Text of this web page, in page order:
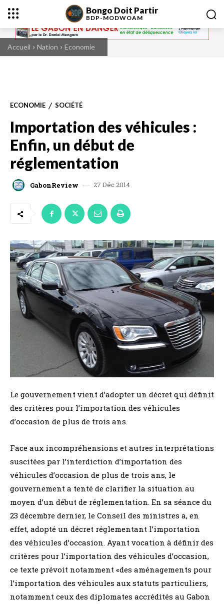
Bongo Doit Partir
BDP-MODWOAM
Accueil Nation Economie
ECONOMIE SOCIÉTÉ
Importation des véhicules :
Enfin, un début de
réglementation
GabonReview 27 Déc 2014
Le gouvernement vient d’adopter un décret qui définit
des critères pour l’importation des véhicules
d’occasion de plus de trois ans.
Face aux incompréhensions et autres interprétations
suscitées par l’interdiction d’importation des
véhicules d’occasion de plus de trois ans, le
gouvernement a tenté de clarifier la situation au
moyen d’un début de réglementation. En sa séance du
23 décembre dernier, le Conseil des ministres a, en
effet, adopté un décret réglementant l’importation
des véhicules d’occasion. Ayant vocation à définir des
critères pour l’importation des véhicules d’occasion,
ce texte prévoit notamment «des aménagements pour
l’importation des véhicules aux statuts particuliers,
notamment ceux des diplomates accrédités au Gabon